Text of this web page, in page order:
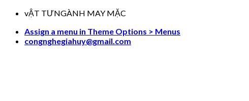
Skip
content
vẬT TƯNGÀNH MAY MẶC
Assign a menu in Theme Options > Menus
congnghegiahuy@gmail.com